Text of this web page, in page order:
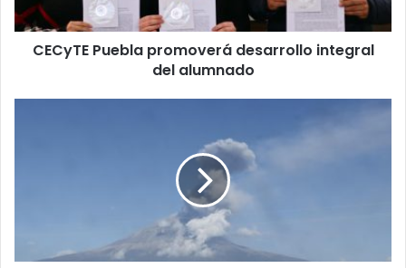
u
e
CECyTE Puebla promoverá desarrollo integral
del alumnado
S